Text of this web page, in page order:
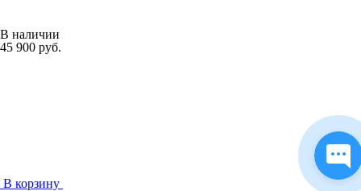
В наличии
45 900 руб.
В корзину